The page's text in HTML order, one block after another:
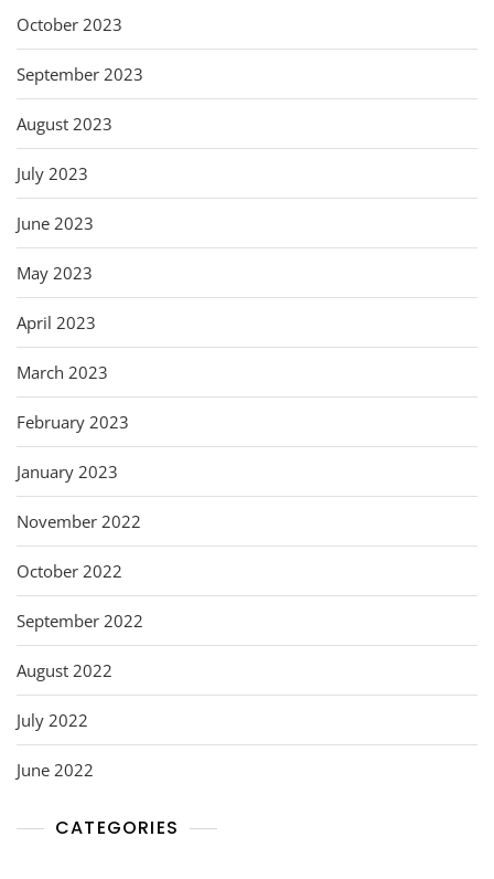
October 2023
September 2023
August 2023
July 2023
June 2023
May 2023
April 2023
March 2023
February 2023
January 2023
November 2022
October 2022
September 2022
August 2022
July 2022
June 2022
CATEGORIES